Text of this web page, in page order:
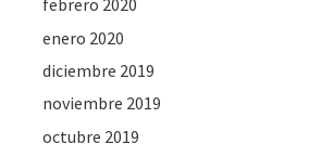
febrero 2020
enero 2020
diciembre 2019
noviembre 2019
octubre 2019